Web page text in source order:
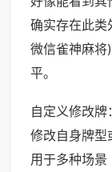
确实存在此类
微信雀神麻将
平。
自定义修改牌
修改自身牌型
用于多种场